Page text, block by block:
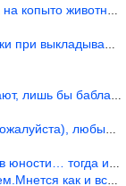
животного, не хв
товара
бы бабла срубить!
любые штаны на ж
тогда и стиль т
как и все. Но это